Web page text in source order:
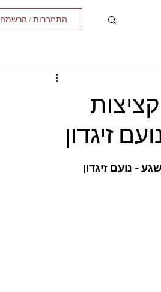
התחברות / הרשמה
זיגדון
- נועם זיגדון